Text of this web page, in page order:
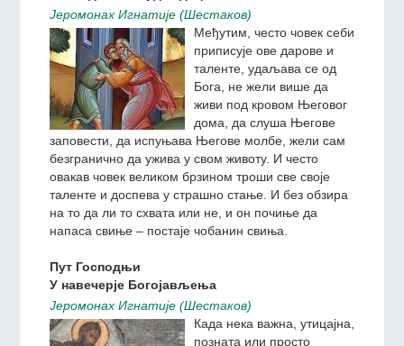
да стремимо из греховне
таме, у којој се тако често одвија наш живот и
живот наших ближњих. И у овој тежњи многи од
нас проналазе за себе веома важне поуке, речи у
данашњем одломку из Јеванђеља.
Наследство блудне деце
Jeромонах Игнатиjе (Шестаков)
Међутим, често човек себи
приписује ове дарове и
таленте, удаљава се од
Бога, не жели више да
живи под кровом Његовог
заповести, да испуњава Његове молбе, жели сам
безгранично да ужива у свом животу. И често
овакав човек великом брзином троши све своје
таленте и доспева у страшно стање. И без обзира
на то да ли то схвата или не, и он почиње да